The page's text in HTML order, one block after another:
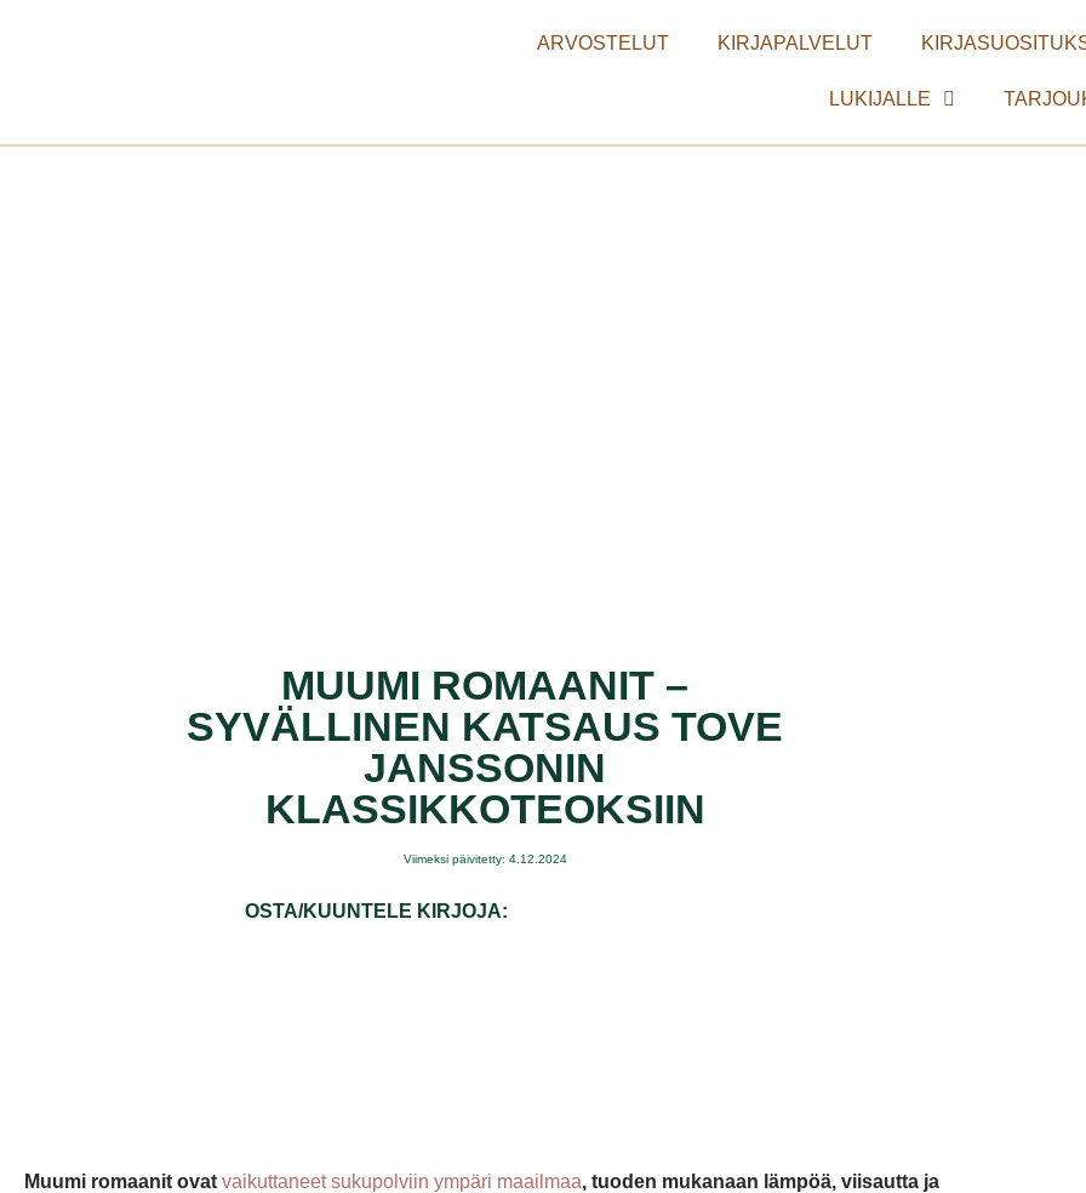
ARVOSTELUT KIRJAPALVELUT
LUKIJALLE
MUUMI ROMAANIT –
SYVÄLLINEN KATSAUS TOVE
JANSSONIN
KLASSIKKOTEOKSIIN
Viimeksi päivitetty: 4.12.2024
OSTA/KUUNTELE KIRJOJA:
Muumi romaanit ovat vaikuttaneet sukupolviin ympäri maailmaa, tuoden mukanaan lämpöä, viisautta ja